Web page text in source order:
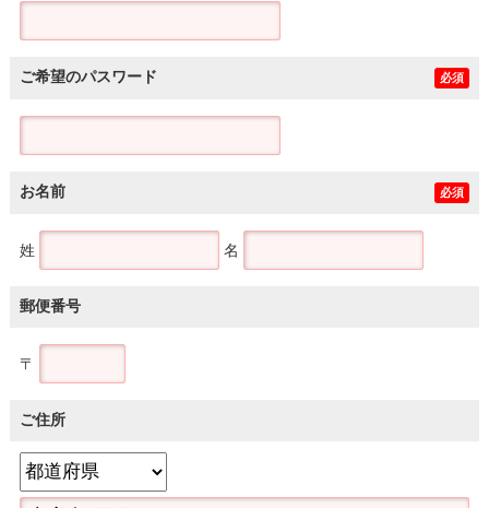
ご希望のパスワード 必須
お名前 必須
姓 名
郵便番号
〒
ご住所